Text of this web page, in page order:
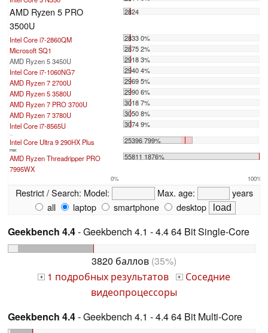
AMD Ryzen 5 PRO
3500U
2824
Intel Core i7-2860QM
2833 0%
Microsoft SQ1
2875 2%
AMD Ryzen 5 3450U
2918 3%
Intel Core i7-1060NG7
2940 4%
AMD Ryzen 7 2700U
2969 5%
AMD Ryzen 5 3580U
2990 6%
AMD Ryzen 7 PRO 3700U
3018 7%
AMD Ryzen 7 3780U
3050 8%
Intel Core i7-8565U
3074 9%
Intel Core Ultra 9 290HX Plus 25396 799%
max:
AMD Ryzen Threadripper PRO
7995WX
55811 1876%
0% 100%
Restrict / Search: Model: Max. age:
years
all
laptop smartphone desktop
Geekbench 4.4- Geekbench 4.1 - 4.4 64 Bit Single-Core
3820 баллов (35%)
+ 1 подробных результатов + Соседние
видеопроцессоры
Geekbench 4.4- Geekbench 4.1 - 4.4 64 Bit Multi-Core